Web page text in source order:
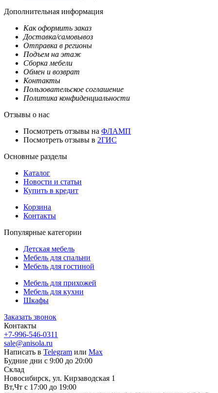
Дополнительная информация
Как оформить заказ
Доставка/самовывоз
Отправка в регионы
Подъем на этаж
Сборка мебели
Обмен и возврат
Контакты
Пользовательское соглашение
Политика конфиденциальности
Отзывы о нас
Посмотреть отзывы на ФЛАМП
Посмотреть отзывы в 2ГИС
Основные разделы
Каталог
Новости и статьи
Купить в кредит
Корзина
Контакты
Популярные категории
Детская мебель
Мебель для спальни
Мебель для гостиной
Мебель для прихожей
Мебель для кухни
Шкафы
Заказать звонок
Контакты
+7-996-546-0311
sale@anisola.ru
Написать в Telegram или Max
Будние дни с 9:00 до 20:00
Склад
Новосибирск, ул. Кирзаводская 1
Вт,Чт с 17:00 до 19:00